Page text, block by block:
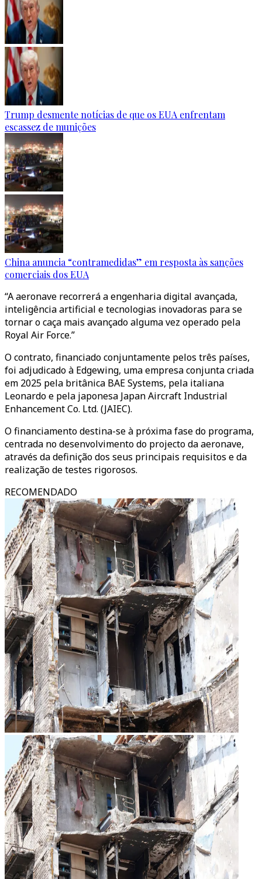
Trump desmente notícias de que os EUA enfrentam
escassez de munições
China anuncia “contramedidas” em resposta às sanções
comerciais dos EUA
“A aeronave recorrerá a engenharia digital avançada,
inteligência artificial e tecnologias inovadoras para se
tornar o caça mais avançado alguma vez operado pela
Royal Air Force.”
O contrato, financiado conjuntamente pelos três países,
foi adjudicado à Edgewing, uma empresa conjunta criada
em 2025 pela britânica BAE Systems, pela italiana
Leonardo e pela japonesa Japan Aircraft Industrial
Enhancement Co. Ltd. (JAIEC).
O financiamento destina-se à próxima fase do programa,
centrada no desenvolvimento do projecto da aeronave,
através da definição dos seus principais requisitos e da
realização de testes rigorosos.
RECOMENDADO